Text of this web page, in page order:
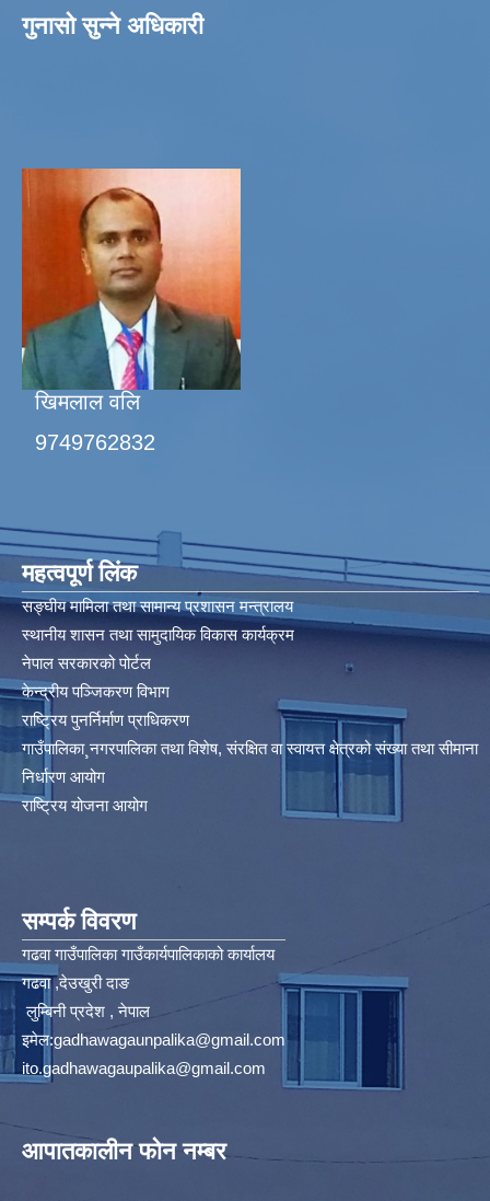
गुनासो सुन्ने अधिकारी
खिमलाल वलि
9749762832
महत्वपूर्ण लिंक
सङ्घीय मामिला तथा सामान्य प्रशासन मन्त्रालय
स्थानीय शासन तथा सामुदायिक विकास कार्यक्रम
नेपाल सरकारको पोर्टल
केन्द्रीय पञ्जिकरण विभाग
राष्ट्रिय पुनर्निर्माण प्राधिकरण
गाउँपालिका¸नगरपालिका तथा विशेष, संरक्षित वा स्वायत्त क्षेत्रको संख्या तथा सीमाना
निर्धारण आयोग​
राष्ट्रिय योजना आयोग
सम्पर्क विवरण
गढवा गाउँपालिका गाउँकार्यपालिकाको कार्यालय
गढवा ,देउखुरी दाङ
लुम्बिनी प्रदेश , नेपाल
इमेल:gadhawagaunpalika@gmail.com
ito.gadhawagaupalika@gmail.com
आपातकालीन फोन नम्बर